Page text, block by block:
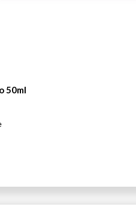
50ml